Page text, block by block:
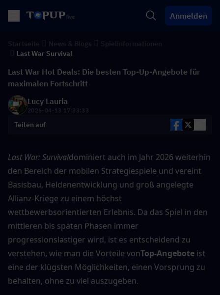
Anmelden
Last War Survival
Last War Hot Deals: Die besten Top-Up-Angebote für
maximalen Fortschritt
Lucy Lauria
2026-04-13 17:33:33
Teilen auf
Last War: Survivaldominiert auch im Jahr 2026 weiterhin
den Bereich der mobilen Strategiespiele und vereint
Basisbau, Heldenentwicklung und groß angelegte
Allianz-Kriege zu einem höchst
wettbewerbsorientierten Erlebnis. Da das Spiel in den
mittleren bis späten Phasen immer
progressionslastiger wird, ist es entscheidend zu
verstehen, wie man die Vorteile vonTop-Angebote ist
eine der klügsten Möglichkeiten, einen Vorsprung zu
behalten, ohne zu viel auszugeben.